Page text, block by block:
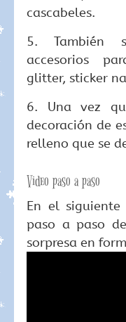
cascabeles.
5. También
accesorios
glitter, sticker
6. Una vez
decoración de
relleno que se
Video paso a paso
En el
paso a paso
sorpresa en